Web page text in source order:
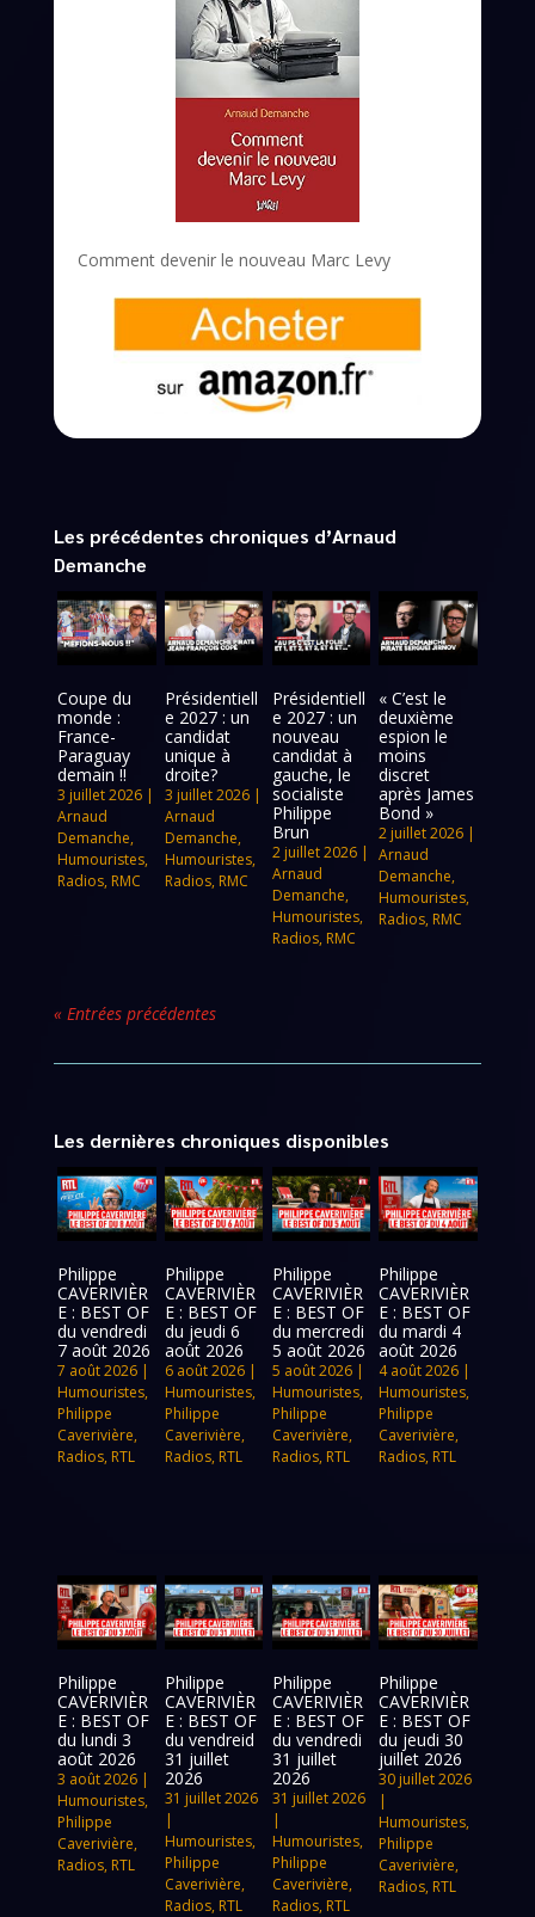
Comment devenir le nouveau Marc Levy
Les précédentes chroniques d’Arnaud
Demanche
Coupe du
monde :
France-
Paraguay
demain !!
3 juillet 2026 |
Arnaud
Demanche,
Humouristes,
Radios, RMC
Présidentiell
e 2027 : un
candidat
unique à
droite?
3 juillet 2026|
Arnaud
Demanche,
Humouristes,
Radios, RMC
Présidentiell
e 2027 : un
nouveau
candidat à
gauche, le
socialiste
Philippe
Brun
2 juillet 2026|
Arnaud
Demanche,
Humouristes,
Radios, RMC
« C’est le
deuxième
espion le
moins
discret
après James
Bond »
2 juillet 2026 |
Arnaud
Demanche,
Humouristes,
Radios, RMC
« Entrées précédentes
Les dernières chroniques disponibles
Philippe
CAVERIVIÈR
E : BEST OF
du vendredi
7 août 2026
7 août 2026 |
Humouristes,
Philippe
Caverivière,
Radios, RTL
Philippe
CAVERIVIÈR
E : BEST OF
du jeudi 6
août 2026
6 août 2026|
Humouristes,
Philippe
Caverivière,
Radios, RTL
Philippe
CAVERIVIÈR
E : BEST OF
du mercredi
5 août 2026
5 août 2026|
Humouristes,
Philippe
Caverivière,
Radios, RTL
Philippe
CAVERIVIÈR
E : BEST OF
du mardi 4
août 2026
4 août 2026 |
Humouristes,
Philippe
Caverivière,
Radios, RTL
Philippe
CAVERIVIÈR
E : BEST OF
du lundi 3
août 2026
3 août 2026 |
Humouristes,
Philippe
Caverivière,
Radios, RTL
Philippe
CAVERIVIÈR
E : BEST OF
du vendreid
31 juillet
2026
31 juillet 2026
|
Humouristes,
Philippe
Caverivière,
Radios, RTL
Philippe
CAVERIVIÈR
E : BEST OF
du vendredi
31 juillet
2026
31 juillet 2026
|
Humouristes,
Philippe
Caverivière,
Radios, RTL
Philippe
CAVERIVIÈR
E : BEST OF
du jeudi 30
juillet 2026
30 juillet 2026
|
Humouristes,
Philippe
Caverivière,
Radios, RTL